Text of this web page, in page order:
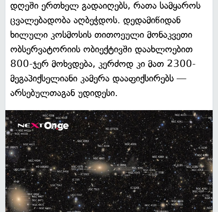
დღეში ერთხელ გადაიღებს, რათა სამყაროს
ცვალებადობა აღბეჭდოს. დედამიწიდან
ხილული კოსმოსის თითოეული მონაკვეთი
ობსერვატორიის ობიექტივში დაახლოებით
800-ჯერ მოხვდება, კერძოდ კი მათ 2300-
მეგაპიქსელიანი კამერა დააფიქსირებს —
არსებულთაგან უდიდესი.